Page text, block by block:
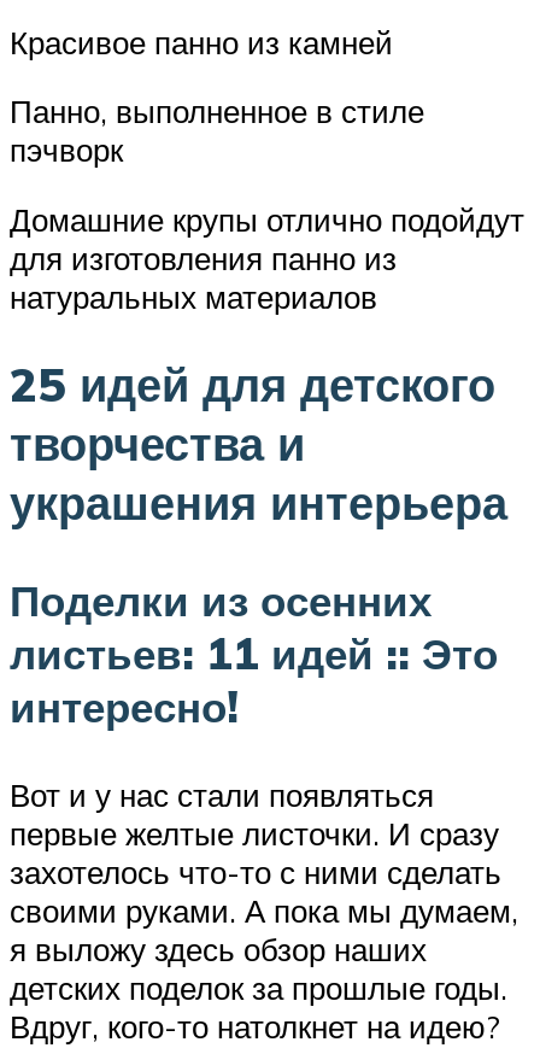
Красивое панно из камней
Панно, выполненное в стиле
пэчворк
Домашние крупы отлично подойдут
для изготовления панно из
натуральных материалов
25 идей для детского
творчества и
украшения интерьера
Поделки из осенних
листьев: 11 идей :: Это
интересно!
Вот и у нас стали появляться
первые желтые листочки. И сразу
захотелось что-то с ними сделать
своими руками. А пока мы думаем,
я выложу здесь обзор наших
детских поделок за прошлые годы.
Вдруг, кого-то натолкнет на идею?